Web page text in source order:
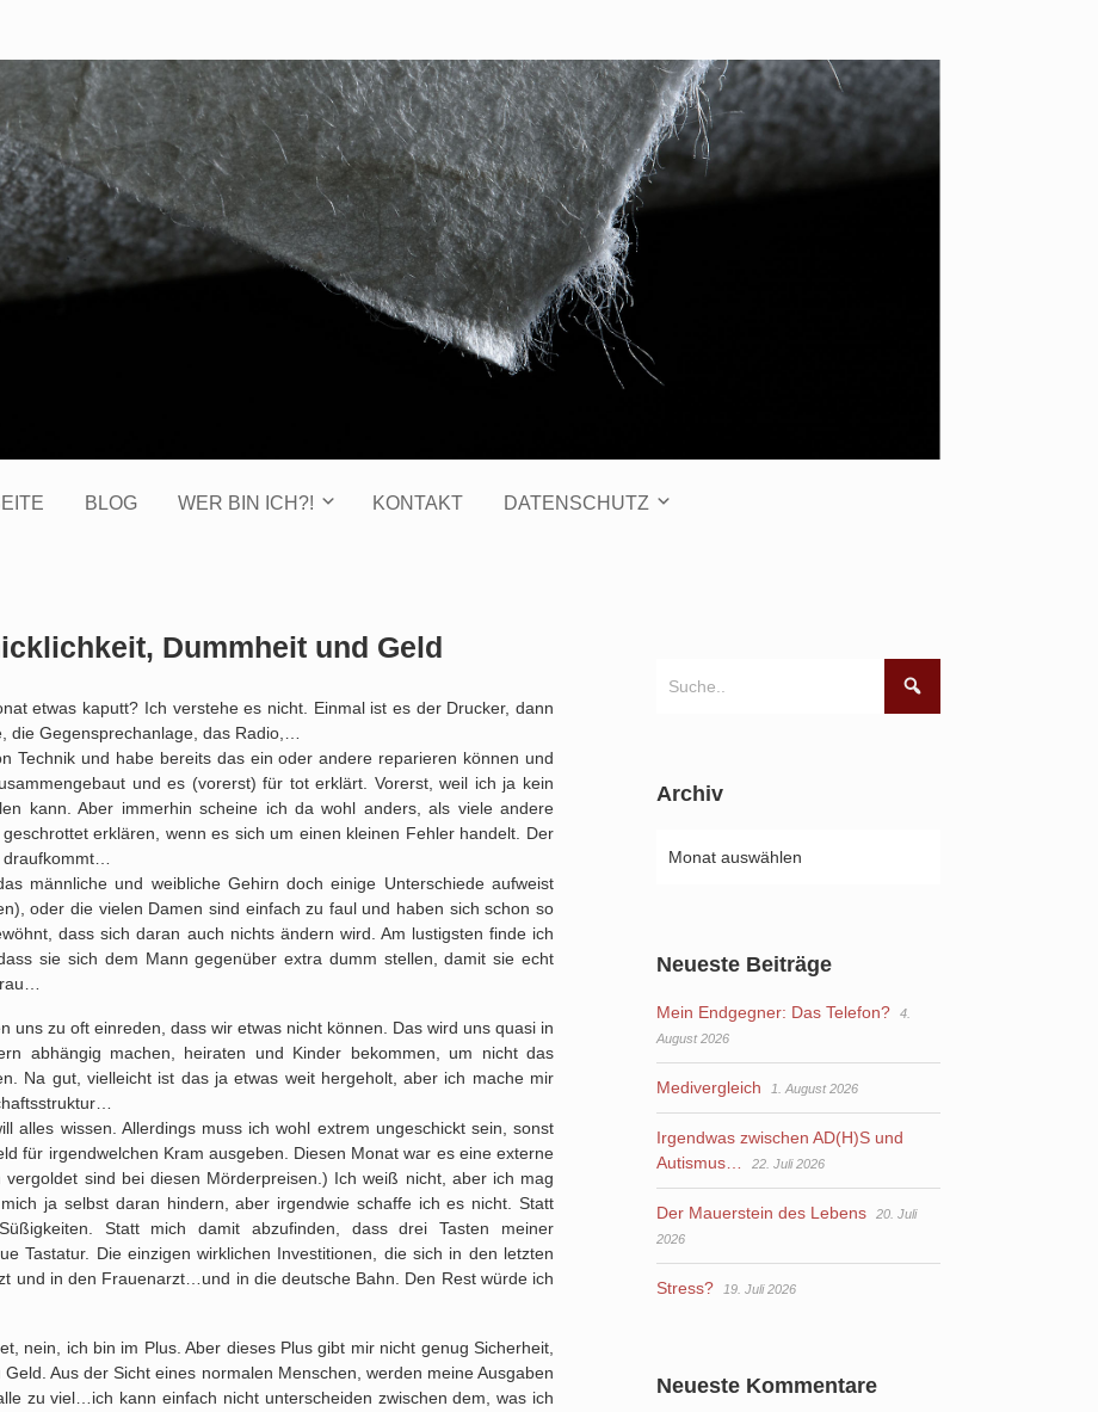
BLOG WER BIN ICH?! KONTAKT DATENSCHUTZ
Dummheit und Geld
etwas kaputt? Ich verstehe es nicht. Einmal ist es der Drucker, dann
die Gegensprechanlage, das Radio,…
Technik und habe bereits das ein oder andere reparieren können und
und es (vorerst) für tot erklärt. Vorerst, weil ich ja kein
kann. Aber immerhin scheine ich da wohl anders, als viele andere
erklären, wenn es sich um einen kleinen Fehler handelt. Der
männliche und weibliche Gehirn doch einige Unterschiede aufweist
oder die vielen Damen sind einfach zu faul und haben sich schon so
dass sich daran auch nichts ändern wird. Am lustigsten finde ich
sie sich dem Mann gegenüber extra dumm stellen, damit sie echt
uns zu oft einreden, dass wir etwas nicht können. Das wird uns quasi in
abhängig machen, heiraten und Kinder bekommen, um nicht das
Na gut, vielleicht ist das ja etwas weit hergeholt, aber ich mache mir
alles wissen. Allerdings muss ich wohl extrem ungeschickt sein, sonst
für irgendwelchen Kram ausgeben. Diesen Monat war es eine externe
sind bei diesen Mörderpreisen.) Ich weiß nicht, aber ich mag
ja selbst daran hindern, aber irgendwie schaffe ich es nicht. Statt
Statt mich damit abzufinden, dass drei Tasten meiner
Tastatur. Die einzigen wirklichen Investitionen, die sich in den letzten
und in den Frauenarzt…und in die deutsche Bahn. Den Rest würde ich
nein, ich bin im Plus. Aber dieses Plus gibt mir nicht genug Sicherheit,
Aus der Sicht eines normalen Menschen, werden meine Ausgaben
zu viel…ich kann einfach nicht unterscheiden zwischen dem, was ich
Archiv
Neueste Beiträge
Mein Endgegner: Das Telefon?
4.
August 2026
Medivergleich 1. August 2026
Irgendwas zwischen AD(H)S und
Autismus…
22. Juli 2026
Der Mauerstein des Lebens
20. Juli
2026
Stress? 19. Juli 2026
Neueste Kommentare